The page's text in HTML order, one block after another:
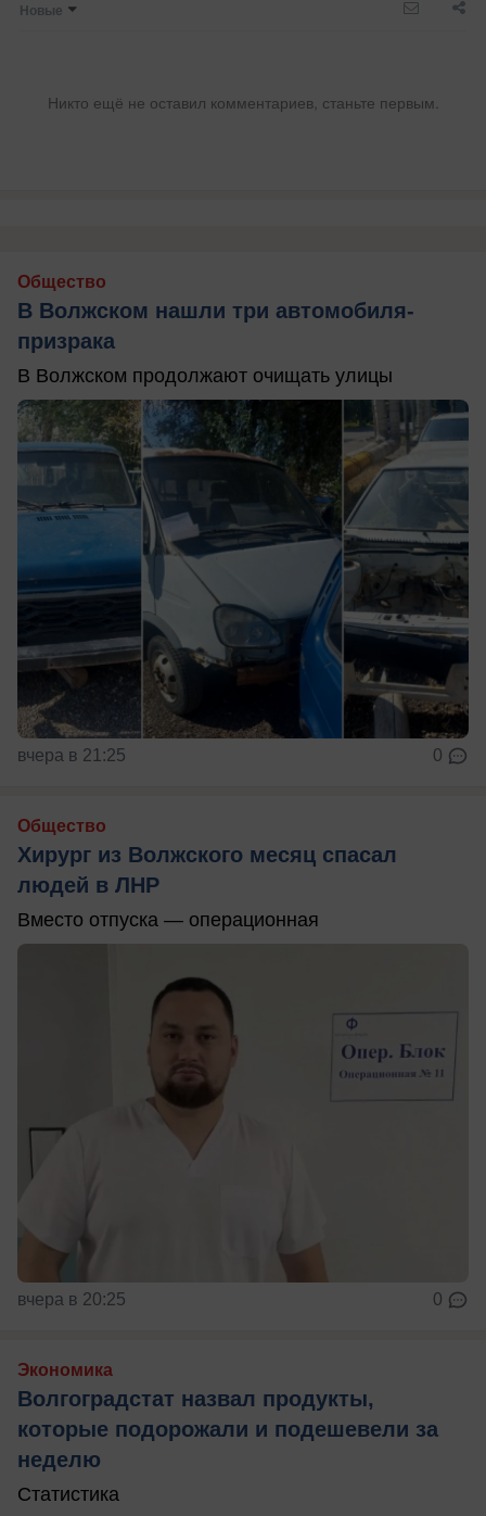
Новые
Никто ещё не оставил комментариев, станьте первым.
Общество
В Волжском нашли три автомобиля-
призрака
В Волжском продолжают очищать улицы
вчера в 21:25 0
Общество
Хирург из Волжского месяц спасал
людей в ЛНР
Вместо отпуска — операционная
вчера в 20:25 0
Экономика
Волгоградстат назвал продукты,
которые подорожали и подешевели за
неделю
Статистика